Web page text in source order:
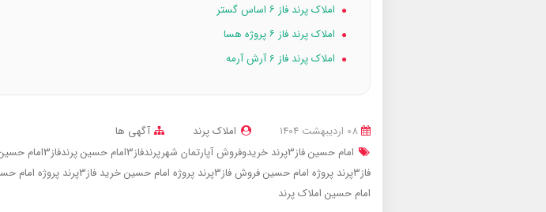
املاک پرند فاز ۶ اساس گستر
املاک پرند فاز ۶ پروژه هسا
املاک پرند فاز 6 آرش آرمه
املاک پرند
آگهی ها
امام حسین فاز3پرند
خریدوفروش آپارتمان شهرپرندفاز3امام حسین پرندفاز3امام حسین
فاز3پرند پروژه امام حسین
فروش فاز3پرند پروژه امام حسین خرید فاز3پرند پروژه امام حسین
امام حسین املاک پرند